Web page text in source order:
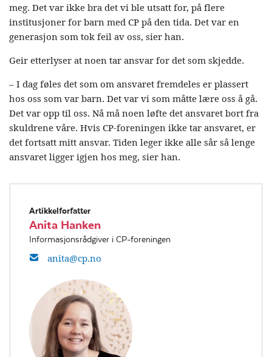
meg. Det var ikke bra det vi ble utsatt for, på flere
institusjoner for barn med CP på den tida. Det var en
generasjon som tok feil av oss, sier han.
Geir etterlyser at noen tar ansvar for det som skjedde.
– I dag føles det som om ansvaret fremdeles er plassert
hos oss som var barn. Det var vi som måtte lære oss å gå.
Det var opp til oss. Nå må noen løfte det ansvaret bort fra
skuldrene våre. Hvis CP-foreningen ikke tar ansvaret, er
det fortsatt mitt ansvar. Tiden leger ikke alle sår så lenge
ansvaret ligger igjen hos meg, sier han.
Artikkelforfatter
Anita Hanken
Informasjonsrådgiver i CP-foreningen
anita@cp.no